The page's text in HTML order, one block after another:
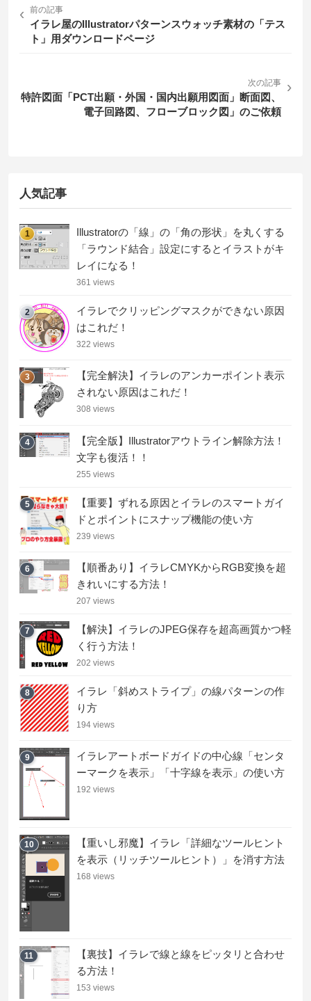
‹ 前の記事
イラレ屋のIllustratorパターンスウォッチ素材の「テス
ト」用ダウンロードページ
次の記事
特許図面「PCT出願・外国・国内出願用図面」断面図、
電子回路図、フローブロック図」のご依頼
›
人気記事
1
Illustratorの「線」の「角の形状」を丸くする
「ラウンド結合」設定にするとイラストがキ
レイになる！
361 views
2
イラレでクリッピングマスクができない原因
はこれだ！
322 views
3
【完全解決】イラレのアンカーポイント表示
されない原因はこれだ！
308 views
4
【完全版】Illustratorアウトライン解除方法！
文字も復活！！
255 views
5
【重要】ずれる原因とイラレのスマートガイ
ドとポイントにスナップ機能の使い方
239 views
6
【順番あり】イラレCMYKからRGB変換を超
きれいにする方法！
207 views
7
【解決】イラレのJPEG保存を超高画質かつ軽
く行う方法！
202 views
8
イラレ「斜めストライプ」の線パターンの作
り方
194 views
9
イラレアートボードガイドの中心線「センタ
ーマークを表示」「十字線を表示」の使い方
192 views
10
【重いし邪魔】イラレ「詳細なツールヒント
を表示（リッチツールヒント）」を消す方法
168 views
11
【裏技】イラレで線と線をピッタリと合わせ
る方法！
153 views